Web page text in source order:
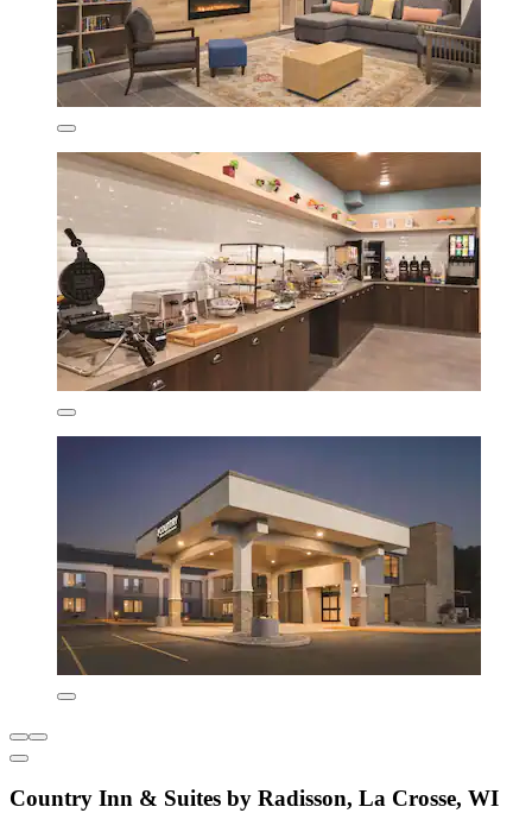
Country Inn & Suites by Radisson, La Crosse, WI